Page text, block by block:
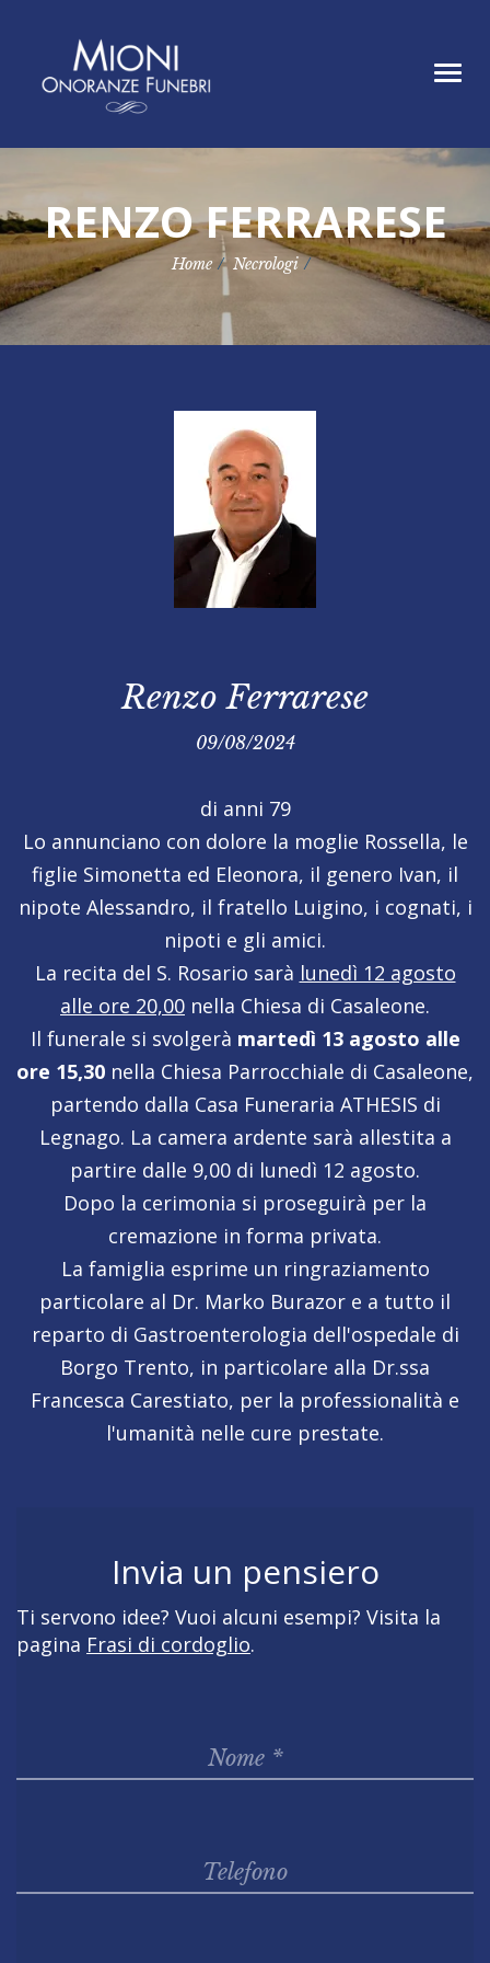
RENZO FERRARESE
Home Necrologi
Renzo Ferrarese
09/08/2024
di anni 79
Lo annunciano con dolore la moglie Rossella, le
figlie Simonetta ed Eleonora, il genero Ivan, il
nipote Alessandro, il fratello Luigino, i cognati, i
nipoti e gli amici.
La recita del S. Rosario sarà lunedì 12 agosto
alle ore 20,00 nella Chiesa di Casaleone.
Il funerale si svolgerà martedì 13 agosto alle
ore 15,30 nella Chiesa Parrocchiale di Casaleone,
partendo dalla Casa Funeraria ATHESIS di
Legnago. La camera ardente sarà allestita a
partire dalle 9,00 di lunedì 12 agosto.
Dopo la cerimonia si proseguirà per la
cremazione in forma privata.
La famiglia esprime un ringraziamento
particolare al Dr. Marko Burazor e a tutto il
reparto di Gastroenterologia dell'ospedale di
Borgo Trento, in particolare alla Dr.ssa
Francesca Carestiato, per la professionalità e
l'umanità nelle cure prestate.
Invia un pensiero
Ti servono idee? Vuoi alcuni esempi? Visita la
pagina Frasi di cordoglio.